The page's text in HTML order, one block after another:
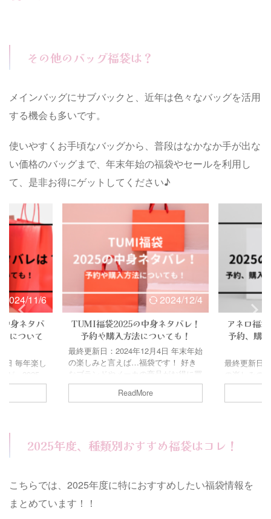
その他のバッグ福袋は？
メインバッグにサブバックと、近年は色々なバッグを活用
する機会も多いです。
使いやすくお手頃なバッグから、普段はなかなか手が出な
い価格のバッグまで、年末年始の福袋やセールを利用し
て、是非お得にゲットしてください♪
2024/11/6
身ネタバ
について
日 毎年楽し
る！という
いんで
ート福袋
は？ルー
ルートート
約ルート
2024/12/4
TUMI福袋2025の中身ネタバレ！
予約や購入方法についても！
最終更新日：2024年12月4日 年末年始
の楽しみと言えば…福袋です！ 好き
なブランドやメーカの商品がお得に買
えるのが嬉しいですよね。 中でも
TUMIの福袋は、様々な種類のバッグ
バレ情報に加え TUMI福袋2025の予約
方法から購入方法まで、詳しく調べて
入する方法公式サイトから予約、購入
する方法オンワード公式サイトで ...
ReadMore
アネロ福
予約、購
最終更新日
ランドやメ
2025年のア
情報に加え
予約、購入
2025年度、種類別おすすめ福袋はコレ！
こちらでは、2025年度に特におすすめしたい福袋情報を
まとめています！！